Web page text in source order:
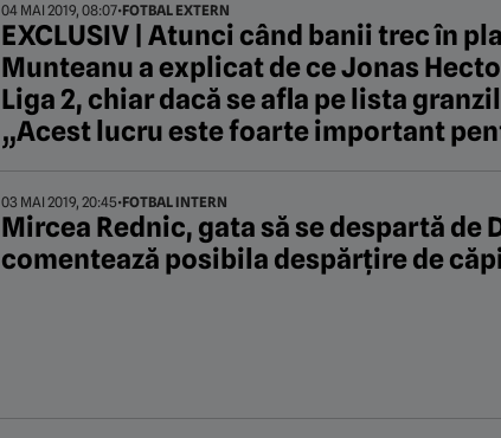
04 MAI 2019, 08:07•FOTBAL EXTERN
EXCLUSIV | Atunci când banii trec în
Munteanu a explicat de ce Jonas
Liga 2, chiar dacă se afla pe lista
„Acest lucru este foarte important
03 MAI 2019, 20:45•FOTBAL INTERN
Mircea Rednic, gata să se despartă de
comentează posibila despărțire de